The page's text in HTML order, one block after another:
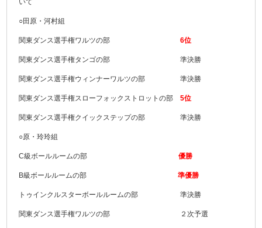
いて
○田原・河村組
関東ダンス選手権ワルツの部6位
関東ダンス選手権タンゴの部 準決勝
関東ダンス選手権ウィンナーワルツの部 準決勝
関東ダンス選手権スローフォックストロットの部5位
関東ダンス選手権クイックステップの部 準決勝
○原・玲玲組
C級ボールルームの部優勝
B級ボールルームの部準優勝
トゥインクルスターボールルームの部 準決勝
関東ダンス選手権ワルツの部 ２次予選